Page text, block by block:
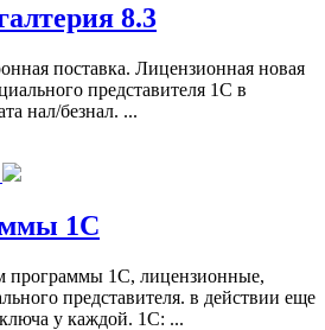
8.3
поставка. Лицензионная новая
представителя 1С в
нал/безнал. ...
1С
программы 1С, лицензионные,
представителя. в действии еще
у каждой. 1С: ...